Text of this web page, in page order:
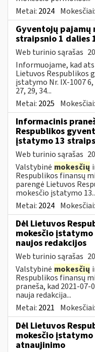
Metai: 2024 Mokesčiai:
Gyventojų pajamų
straipsnio 1 dalies
Web turinio sąrašas
Informuojame, kad
Lietuvos Respublikos
įstatymo Nr. IX-1007 6,
27, 29, 34...
Metai: 2025 Mokesčiai:
Informacinis
Respublikos
įstatymo 13
Web turinio sąrašas
Valstybinė mokesčių
Respublikos finansų
parengė Lietuvos
mokesčio įstatymo
Metai: 2024 Mokesčiai:
Dėl Lietuvos
mokesčio
naujos redakcijos
Web turinio sąrašas
Valstybinė mokesčių
Respublikos finansų
praneša, kad 2021-07-
nauja redakcija...
Metai: 2021 Mokesčiai:
Dėl Lietuvos
mokesčio
atnaujinimo